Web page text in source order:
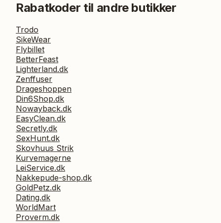
Rabatkoder til andre butikker
Trodo
SikeWear
Flybillet
BetterFeast
Lighterland.dk
Zenffuser
Drageshoppen
Din6Shop.dk
Nowayback.dk
EasyClean.dk
Secretly.dk
SexHunt.dk
Skovhuus Strik
Kurvemagerne
LeiService.dk
Nakkepude-shop.dk
GoldPetz.dk
Dating.dk
WorldMart
Proverm.dk